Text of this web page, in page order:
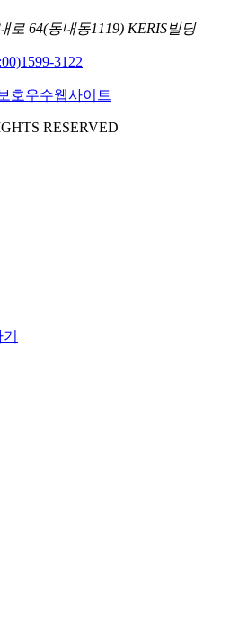
로 64(동내동1119) KERIS빌딩
1599-3122
RESERVED